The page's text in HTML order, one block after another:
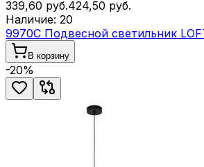
339,60 руб.424,50 руб.
Наличие: 20
9970C Подвесной светильник
В корзину
-20%